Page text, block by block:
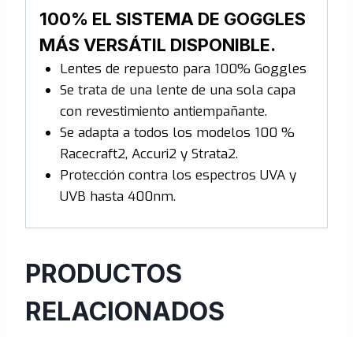
100% EL SISTEMA DE GOGGLES
MÁS VERSÁTIL DISPONIBLE.
Lentes de repuesto para 100% Goggles
Se trata de una lente de una sola capa
con revestimiento antiempañante.
Se adapta a todos los modelos 100 %
Racecraft2, Accuri2 y Strata2.
Protección contra los espectros UVA y
UVB hasta 400nm.
PRODUCTOS
RELACIONADOS